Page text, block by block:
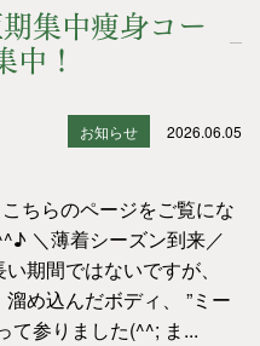
集中痩身コー
中！
お知らせ 2026.06.05
こちらのページをご覧にな
＼薄着シーズン到来／
期間ではないですが、
め込んだボディ、 ”ミー
て参りました(^^; ま...